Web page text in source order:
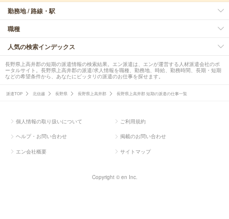
勤務地 / 路線・駅
職種
人気の検索インデックス
長野県上高井郡の短期の派遣情報の検索結果。エン派遣は、エンが運営する人材派遣会社のポ
ータルサイト。長野県上高井郡の派遣/求人情報を職種、勤務地、時給、勤務時間、長期・短期
などの希望条件から、あなたにピッタリの派遣のお仕事を探せます。
派遣TOP 北信越 長野県 長野県上高井郡 長野県上高井郡 短期の派遣の仕事一覧
個人情報の取り扱いについて ご利用規約
ヘルプ・お問い合わせ 掲載のお問い合わせ
エン会社概要 サイトマップ
Copyright © en Inc.